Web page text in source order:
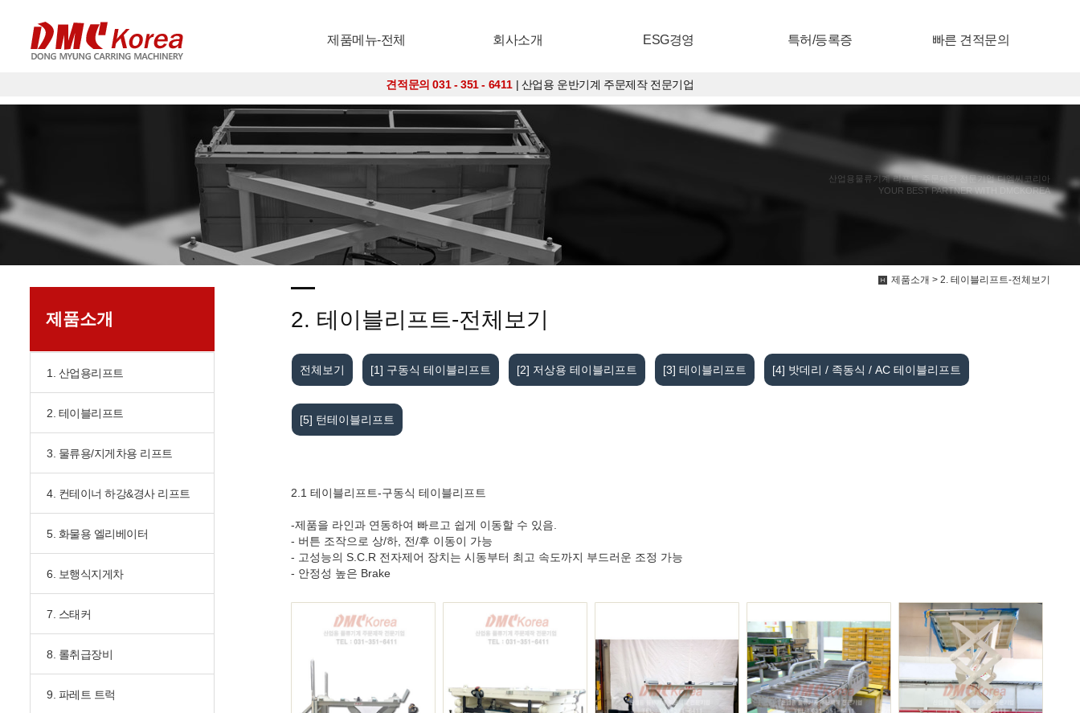
제품메뉴-전체 회사소개 ESG경영 특허/등록증 빠른 견적문의
견적문의 031 - 351 - 6411 | 산업용 운반기계 주문제작 전문기업
산업용물류기계 리프트 주문제작 전문기업 디엠씨코리아
YOUR BEST PARTNER WITH DMCKOREA
제품소개 > 2. 테이블리프트-전체보기
제품소개
1. 산업용리프트
2. 테이블리프트
3. 물류용/지게차용 리프트
4. 컨테이너 하강&경사 리프트
5. 화물용 엘리베이터
6. 보행식지게차
7. 스태커
8. 롤취급장비
9. 파레트 트럭
2. 테이블리프트-전체보기
전체보기 [1] 구동식 테이블리프트 [2] 저상용 테이블리프트 [3] 테이블리프트 [4] 밧데리 / 족동식 / AC 테이블리프트
[5] 턴테이블리프트
2.1 테이블리프트-구동식 테이블리프트
-제품을 라인과 연동하여 빠르고 쉽게 이동할 수 있음.
- 버튼 조작으로 상/하, 전/후 이동이 가능
- 고성능의 S.C.R 전자제어 장치는 시동부터 최고 속도까지 부드러운 조정 가능
- 안정성 높은 Brake